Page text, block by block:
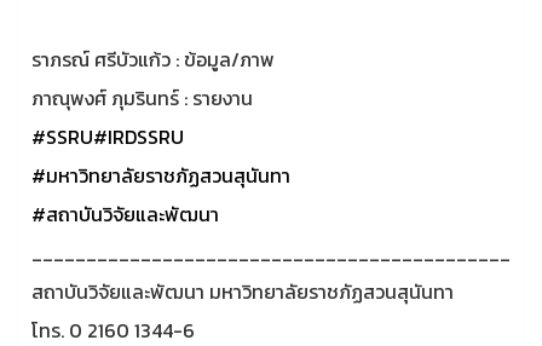
ราภรณ์ ศรีบัวแก้ว : ข้อมูล/ภาพ
ภาณุพงศ์ ภุมรินทร์ : รายงาน
#SSRU#IRDSSRU
#มหาวิทยาลัยราชภัฏสวนสุนันทา
#สถาบันวิจัยและพัฒนา
____________________________________________
สถาบันวิจัยและพัฒนา มหาวิทยาลัยราชภัฏสวนสุนันทา
โทร. 0 2160 1344-6